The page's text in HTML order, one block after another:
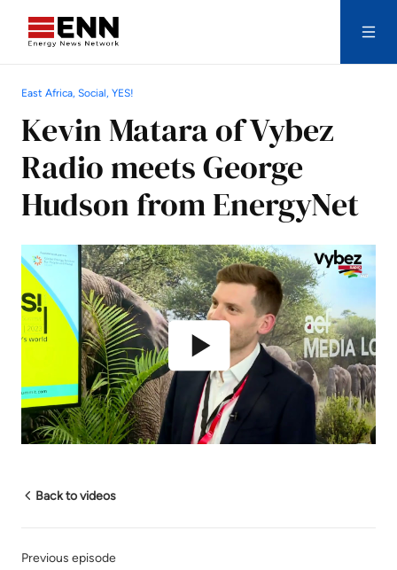
East Africa, Social, YES!
Kevin Matara of Vybez
Radio meets George
Hudson from EnergyNet
Mute Settings
Play
Back to videos
Previous episode